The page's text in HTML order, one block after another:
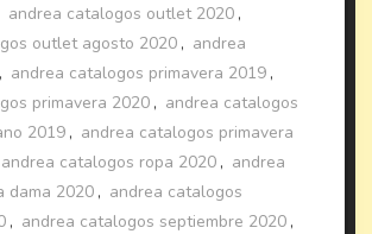
andrea catalogos outlet 2020 ,
outlet agosto 2020 , andrea
, andrea catalogos primavera 2019 ,
primavera 2020 , andrea catalogos
2019 , andrea catalogos primavera
andrea catalogos ropa 2020 , andrea
dama 2020 , andrea catalogos
, andrea catalogos septiembre 2020 ,